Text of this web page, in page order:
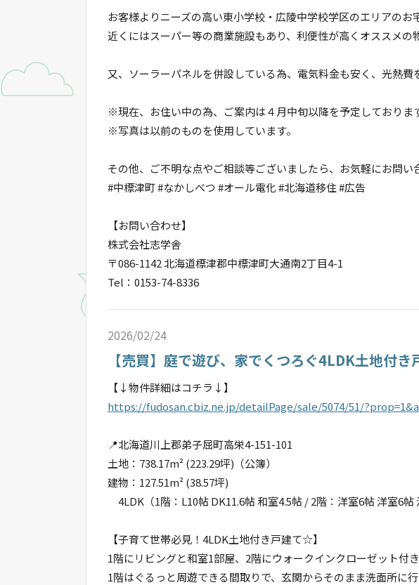
お客様よりニーズの高い東小学校・広陵中学校学区のエリアのお
近くにはスーパー等の商業施設もあり、利便性が高くオススメの
又、ソーラーパネルを併設している為、電気料金も安く、光熱費
※現在、お住い中の為、ご案内は４月中旬以降を予定しておりま
※写真は以前のものを使用しています。
その他、ご不明な点やご相談等ございましたら、お気軽にお問い
#中標津町 #なかしべつ #オール電化 #北海道移住 #広告
【お問い合わせ】
株式会社志学舎
〒086-1142 北海道標津郡中標津町大通南2丁目4-1
Tel：0153-74-8336
2026/02/24
【売買】庭で遊び、家でくつろぐ4LDK土地付
【↓物件詳細はコチラ↓】
https://fudosan.cbiz.ne.jp/detailPage/sale/5074/51/
📍北海道川上郡弟子屈町高栄4-151-101
土地：738.17m² (223.29坪)（公簿）
建物：127.51m² (38.57坪)
4LDK（1階：L10帖 DK11.6帖 和室4.5帖 / 2階：洋室6帖 洋室6帖
【子育て世帯必見！4LDK土地付き戸建て☆】
1階にリビングと和室1部屋、2階にウォークインクローゼット付
1階はぐるっと周遊できる間取りで、玄関からそのまま洗面所に